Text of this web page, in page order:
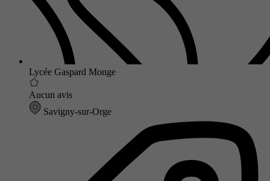
Lycée Gaspard Monge
Aucun avis
Savigny-sur-Orge